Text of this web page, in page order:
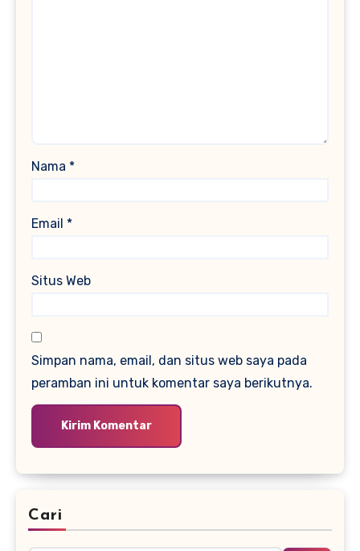
Nama *
Email *
Situs Web
Simpan nama, email, dan situs web saya pada
peramban ini untuk komentar saya berikutnya.
Cari